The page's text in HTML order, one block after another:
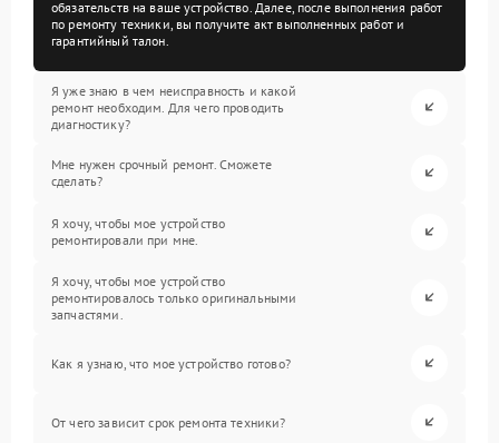
обязательств на ваше устройство. Далее, после выполнения работ
по ремонту техники, вы получите акт выполненных работ и
гарантийный талон.
Я уже знаю в чем неисправность и какой
ремонт необходим. Для чего проводить
диагностику?
Мне нужен срочный ремонт. Сможете
сделать?
Я хочу, чтобы мое устройство
ремонтировали при мне.
Я хочу, чтобы мое устройство
ремонтировалось только оригинальными
запчастями.
Как я узнаю, что мое устройство готово?
От чего зависит срок ремонта техники?